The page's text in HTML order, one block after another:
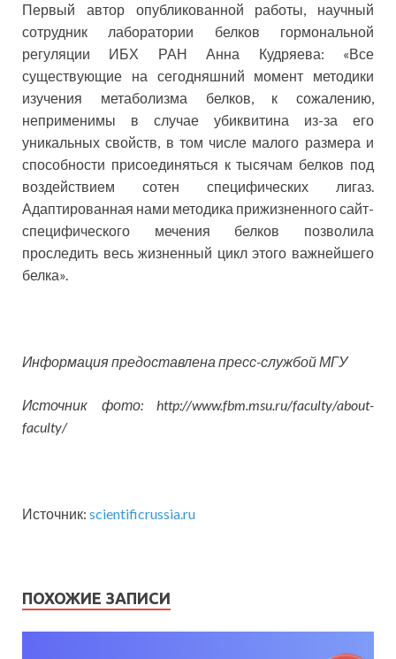
Первый автор опубликованной работы, научный
сотрудник лаборатории белков гормональной
регуляции ИБХ РАН Анна Кудряева: «Все
существующие на сегодняшний момент методики
изучения метаболизма белков, к сожалению,
неприменимы в случае убиквитина из-за его
уникальных свойств, в том числе малого размера и
способности присоединяться к тысячам белков под
воздействием сотен специфических лигаз.
Адаптированная нами методика прижизненного сайт-
специфического мечения белков позволила
проследить весь жизненный цикл этого важнейшего
белка».
Информация предоставлена пресс-службой МГУ
Источник фото: http://www.fbm.msu.ru/faculty/about-
faculty/
Источник: scientificrussia.ru
ПОХОЖИЕ ЗАПИСИ